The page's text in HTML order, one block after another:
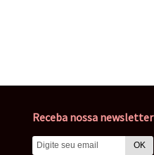
Receba nossa newsletter